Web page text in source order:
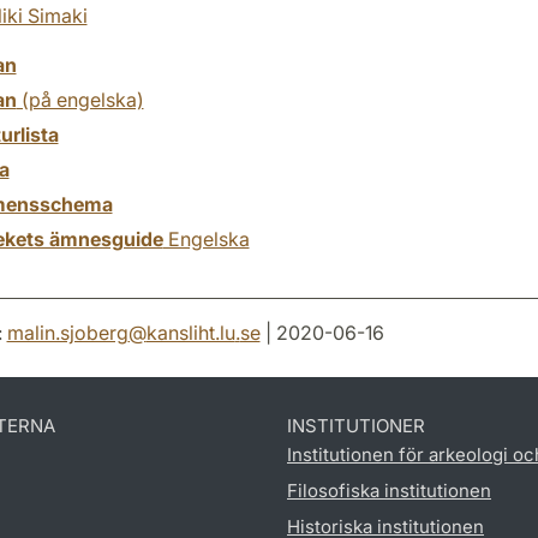
Simaki
(på engelska)
ämnesguideEngelska
malin.sjoberg@kansliht.lu.se| 2020-06-16
INSTITUTIONER
Institutionen för arkeologi
Filosofiska institutionen
Historiska institutionen